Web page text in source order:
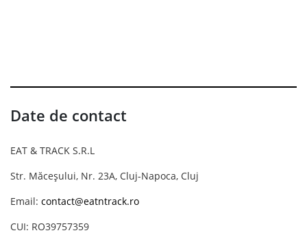
Date de contact
EAT & TRACK S.R.L
Str. Măceșului, Nr. 23A, Cluj-Napoca, Cluj
Email: contact@eatntrack.ro
CUI: RO39757359